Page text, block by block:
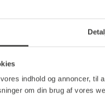
indhold og annoncer, til
om din brug af vores
Line